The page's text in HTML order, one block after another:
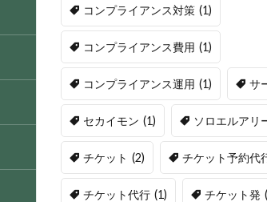
コンプライアンス対策 (1)
コンプライアンス費用 (1)
コンプライアンス運用 (1) サ
セカイモン (1) ソロエルアリ
チケット (2) チケット予約代
チケット代行 (1) チケット発